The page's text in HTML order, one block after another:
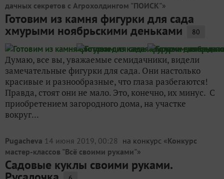
дачных секретов с Агрохолдингом "ПОИСК"»
Готовим из камня фигурки для сада
хмурыми ноябрьскими деньками 80
Думаю, все вы, уважаемые семидачники, видели
замечательные фигурки для сада. Они настолько
красивые и разнообразные, что глаза разбегаются!
Правда, стоят они не мало. Это, конечно, их минус. С
приобретением загородного дома, на участке
вокруг...
Pugacheva 14 июня 2019, 00:28 на конкурс «Конкурс
мастер-классов "Всё своими руками"»
Садовые куклы своими руками.